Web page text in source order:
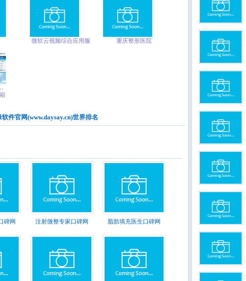
微软云视频综合应用服
重庆整形医院
件官网(www.daysay.cn)世界排名
碑网 注射微整专家口碑网 脂肪填充医生口碑网